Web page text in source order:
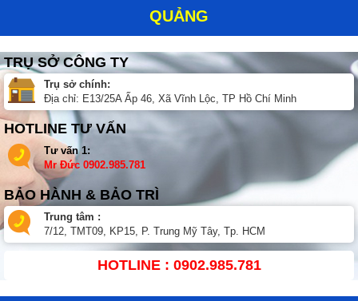
QUẢNG
TRỤ SỞ CÔNG TY
Trụ sở chính:
Địa chỉ: E13/25A Ấp 46, Xã Vĩnh Lộc, TP Hồ Chí Minh
HOTLINE TƯ VẤN
Tư vấn 1:
Mr Đức 0902.985.781
BẢO HÀNH & BẢO TRÌ
Trung tâm :
7/12, TMT09, KP15, P. Trung Mỹ Tây, Tp. HCM
HOTLINE : 0902.985.781